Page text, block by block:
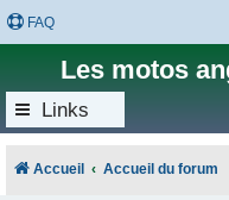
FAQ
Les motos
Links
Accueil Accueil du forum